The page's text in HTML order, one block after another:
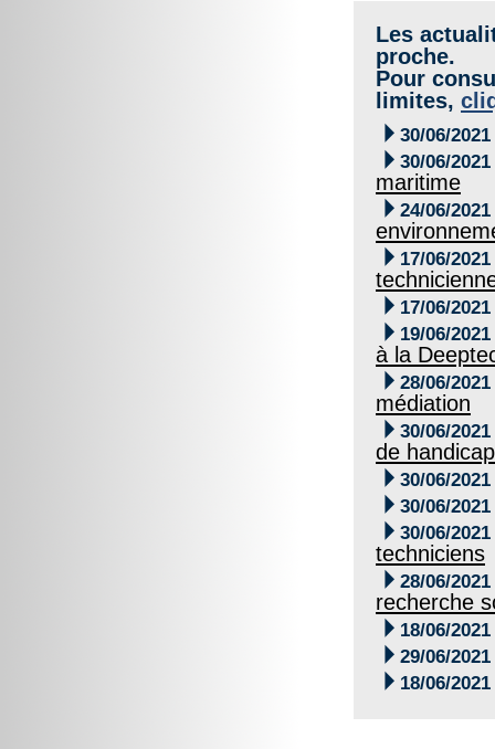
Les
proche.
Pour
limites,
 30/06/2021
 30/06/2021
maritime
 24/06/2021
 17/06/2021
 17/06/2021
 19/06/2021
à la
 28/06/2021
médiation
 30/06/2021
de handicap
 30/06/2021
 30/06/2021
 30/06/2021
techniciens
 28/06/2021
recherche
 18/06/2021
 29/06/2021
 18/06/2021